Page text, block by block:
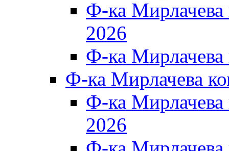
Ф-ка
2026
Ф-ка
Ф-ка Мирлачева
Ф-ка
2026